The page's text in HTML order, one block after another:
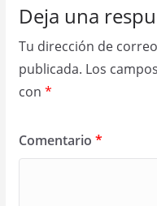
Deja una
Tu dirección de
publicada. Los
con *
Comentario *